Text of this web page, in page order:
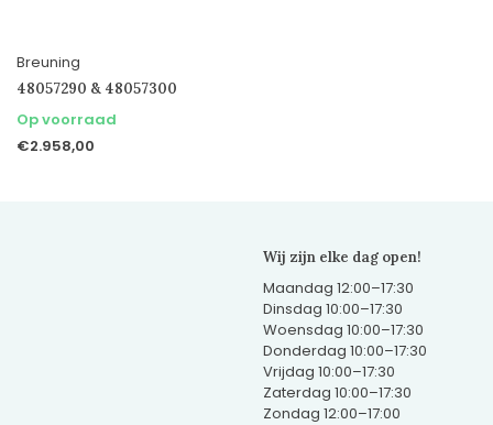
Breuning
48057290 & 48057300
Op voorraad
€2.958,00
Wij zijn elke dag open!
Maandag 12:00–17:30
Dinsdag 10:00–17:30
Woensdag 10:00–17:30
Donderdag 10:00–17:30
Vrijdag 10:00–17:30
Zaterdag 10:00–17:30
Zondag 12:00–17:00